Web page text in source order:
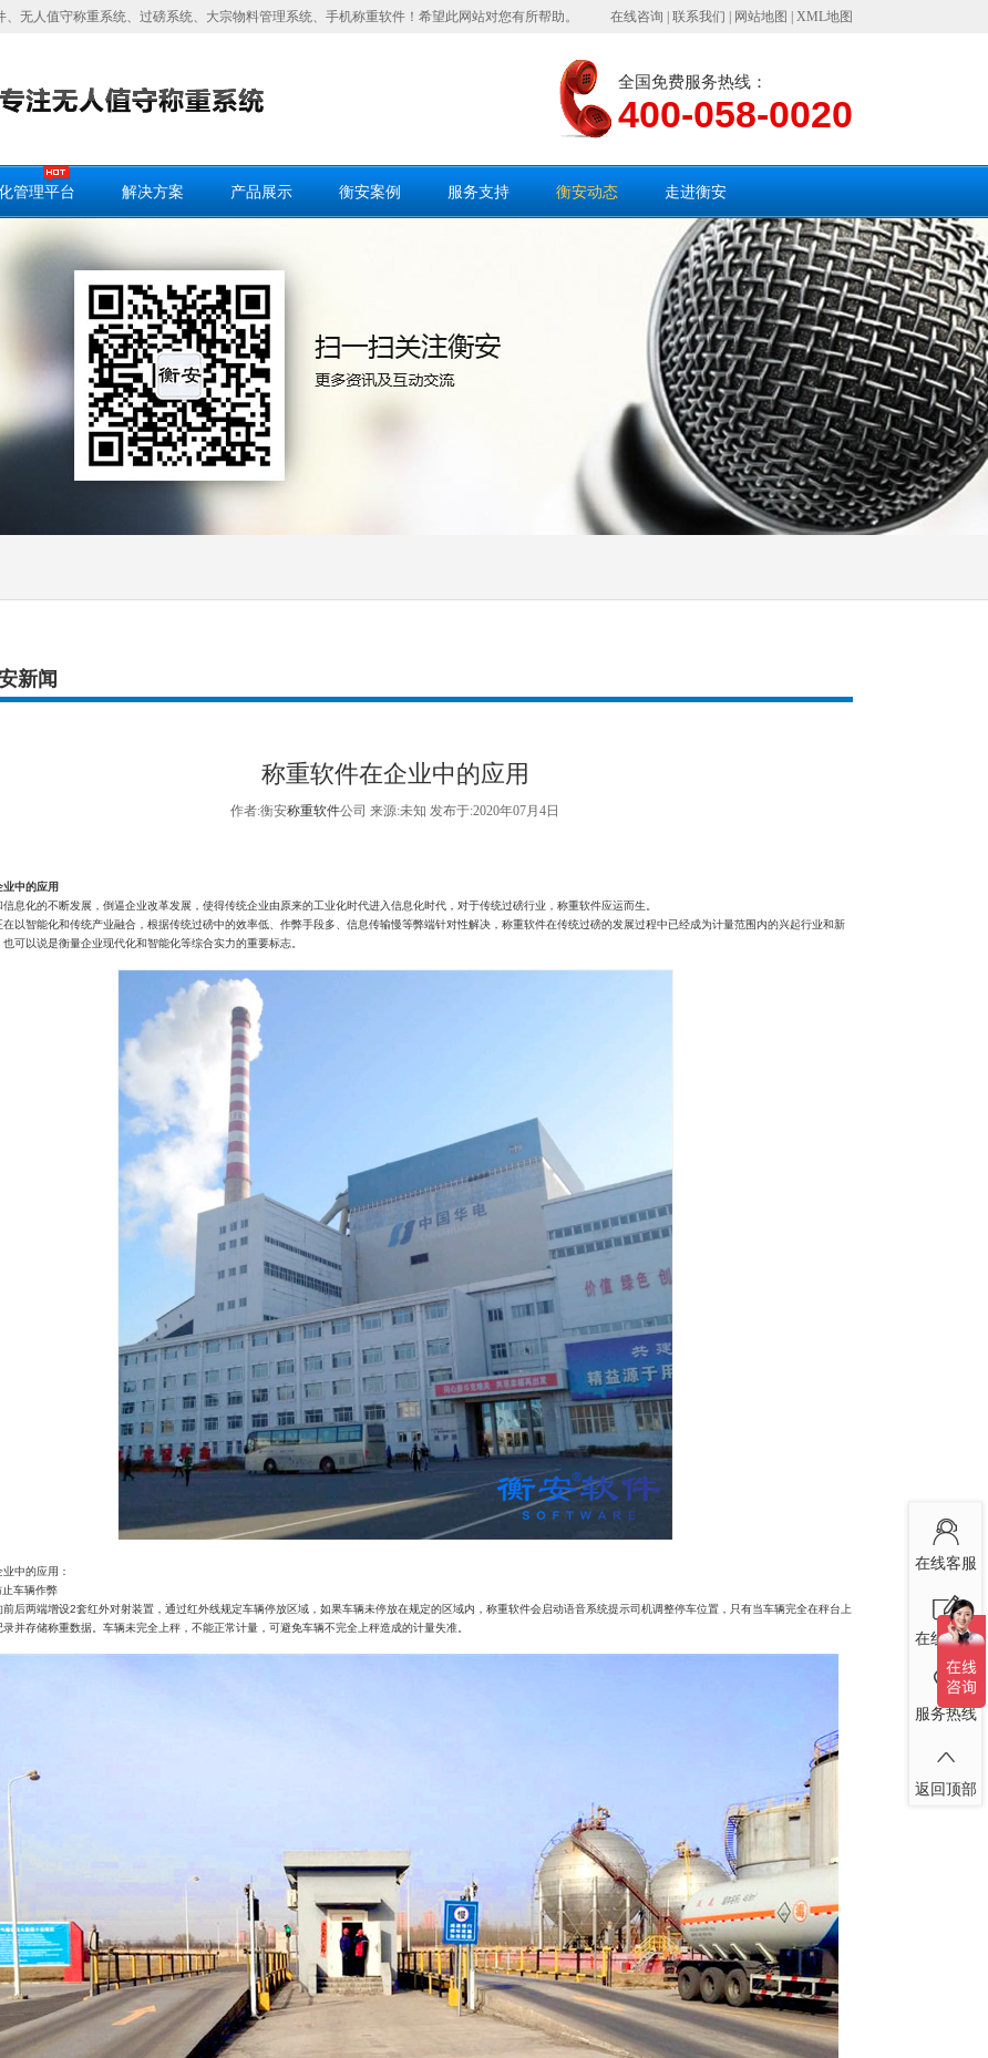
无人值守称重系统、过磅系统、大宗物料管理系统、手机称重软件！希望此网站对您有所帮助。 在线咨询 联系我们 网站地图 XML地图
全国免费服务热线：
400-058-0020
管理平台 解决方案 产品展示 衡安案例 服务支持 衡安动态 走进衡安
新闻
称重软件在企业中的应用
作者:衡安称重软件公司 来源:未知 发布于:2020年07月4日
业中的应用
息化的不断发展，倒逼企业改革发展，使得传统企业由原来的工业化时代进入信息化时代，对于传统过磅行业，称重软件应运而生。
在以智能化和传统产业融合，根据传统过磅中的效率低、作弊手段多、信息传输慢等弊端针对性解决，称重软件在传统过磅的发展过程中已经成为计量范围内的兴起行业和新
可以说是衡量企业现代化和智能化等综合实力的重要标志。
中的应用：
车辆作弊
前后两端增设2套红外对射装置，通过红外线规定车辆停放区域，如果车辆未停放在规定的区域内，称重软件会启动语音系统提示司机调整停车位置，只有当车辆完全在秤台上
并存储称重数据。车辆未完全上秤，不能正常计量，可避免车辆不完全上秤造成的计量失准。
在线客服
在线留言
服务热线
返回顶部